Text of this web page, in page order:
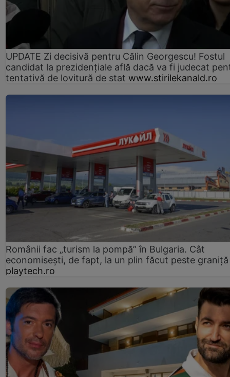
UPDATE Zi decisivă pentru Călin Georgescu! Fostul
candidat la prezidențiale află dacă va fi judecat
tentativă de lovitură de stat www.stirilekanald.ro
Românii fac „turism la pompă” în Bulgaria. Cât
economisești, de fapt, la un plin făcut peste graniță
playtech.ro